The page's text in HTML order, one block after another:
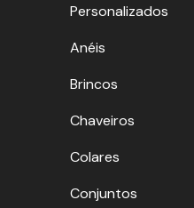
Personalizados
Anéis
Brincos
Chaveiros
Colares
Conjuntos